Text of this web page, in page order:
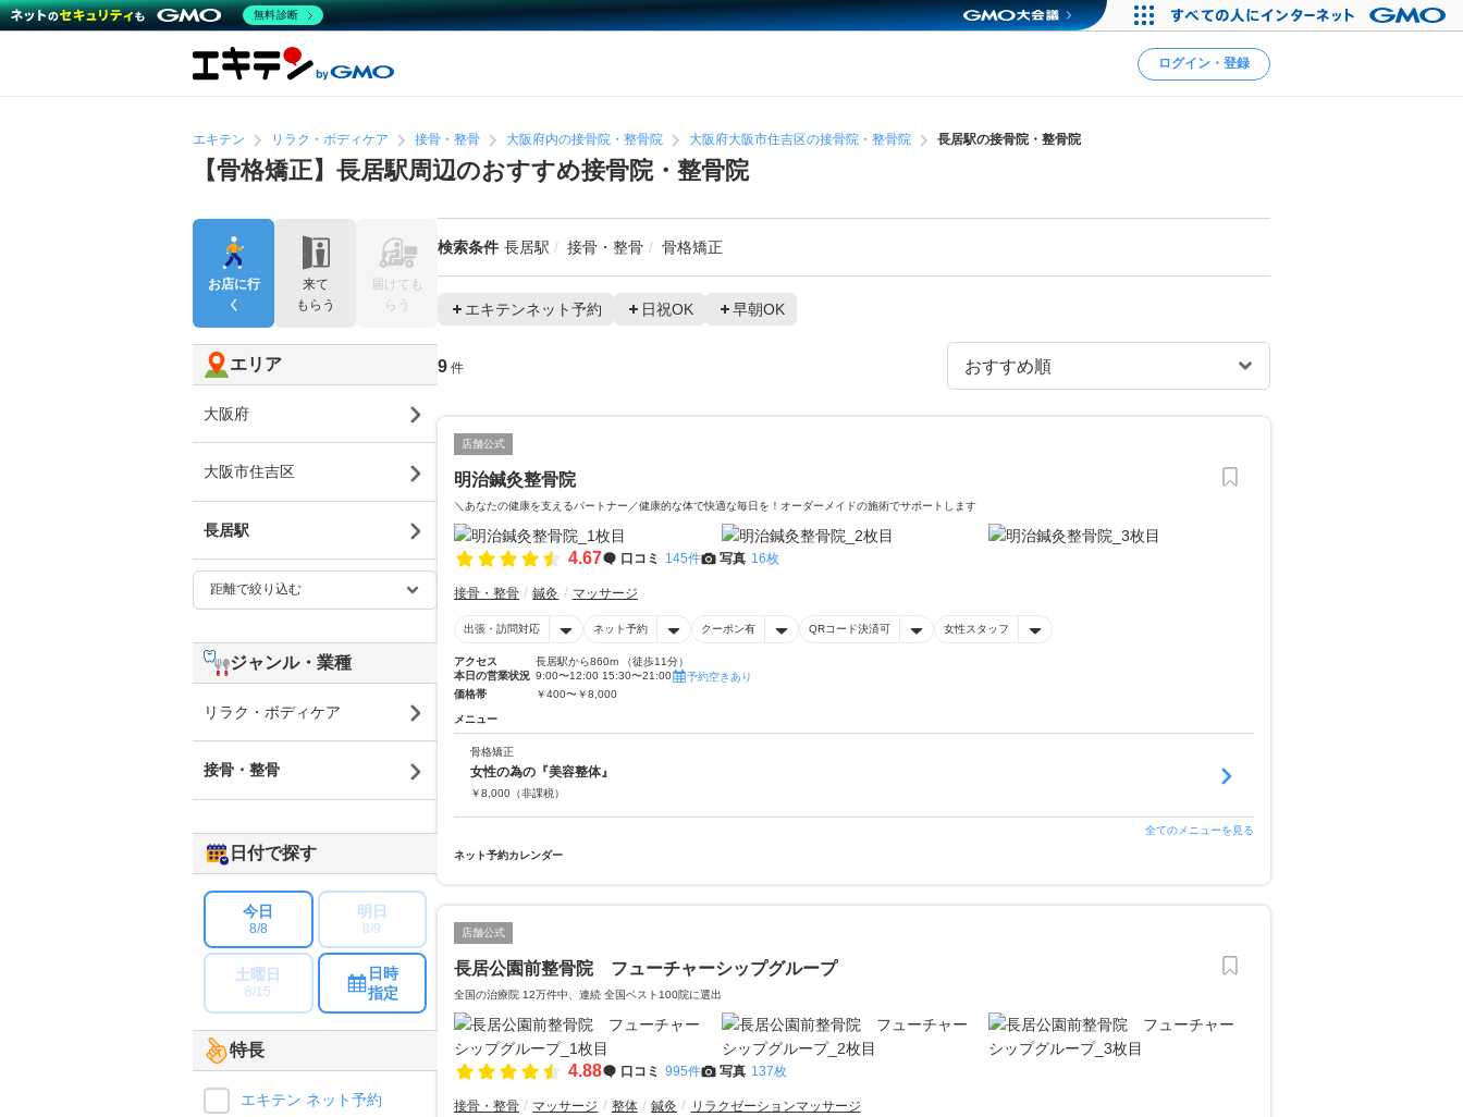
ログイン・登録
エキテン リラク・ボディケア 接骨・整骨 大阪府内の接骨院・整骨院 大阪府大阪市住吉区の接骨院・整骨院 長居駅の接骨院・整骨院
【骨格矯正】長居駅周辺のおすすめ接骨院・整骨院
検索条件 長居駅 接骨・整骨 骨格矯正
エキテンネット予約 日祝OK 早朝OK
9 件
店舗公式
明治鍼灸整骨院
＼あなたの健康を支えるパートナー／健康的な体で快適な毎日を！オーダーメイドの施術でサポートします
4.67 口コミ 145件 写真 16枚
接骨・整骨 鍼灸 マッサージ
出張・訪問対応 ネット予約 クーポン有 QRコード決済可 女性スタッフ
アクセス
長居駅から860m （徒歩11分）
本日の営業状況 9:00〜12:00 15:30〜21:00
予約空きあり
価格帯
￥400〜￥8,000
メニュー
骨格矯正
女性の為の『美容整体』
￥8,000 （非課税）
全てのメニューを見る
ネット予約カレンダー
店舗公式
長居公園前整骨院 フューチャーシップグループ
全国の治療院 12万件中、連続 全国ベスト100院に選出
4.88 口コミ 995件 写真 137枚
接骨・整骨 マッサージ 整体 鍼灸 リラクゼーションマッサージ
お店に行
く
来て
もらう
届けても
らう
エリア
大阪府
大阪市住吉区
長居駅
ジャンル・業種
リラク・ボディケア
接骨・整骨
日付で探す
今日
8/8
明日
8/9
土曜日
8/15
日時
指定
特長
エキテン ネット予約
無料診断